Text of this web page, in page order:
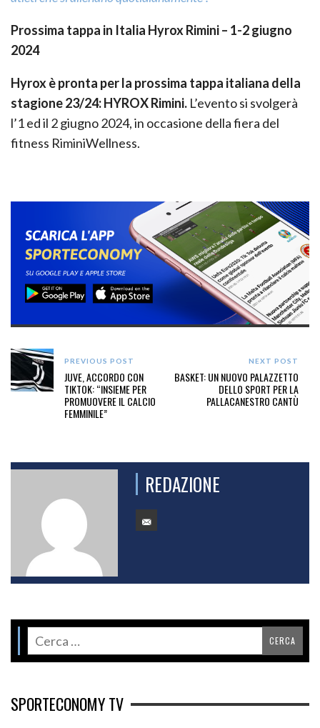
Prossima tappa in Italia Hyrox Rimini – 1-2 giugno
2024
Hyrox è pronta per la prossima tappa italiana della
stagione 23/24: HYROX Rimini. L’evento si svolgerà
l’1 ed il 2 giugno 2024, in occasione della fiera del
fitness RiminiWellness.
PREVIOUS POST
JUVE, ACCORDO CON
TIKTOK: “INSIEME PER
PROMUOVERE IL CALCIO
FEMMINILE”
NEXT POST
BASKET: UN NUOVO PALAZZETTO
DELLO SPORT PER LA
PALLACANESTRO CANTÙ
REDAZIONE
SPORTECONOMY TV